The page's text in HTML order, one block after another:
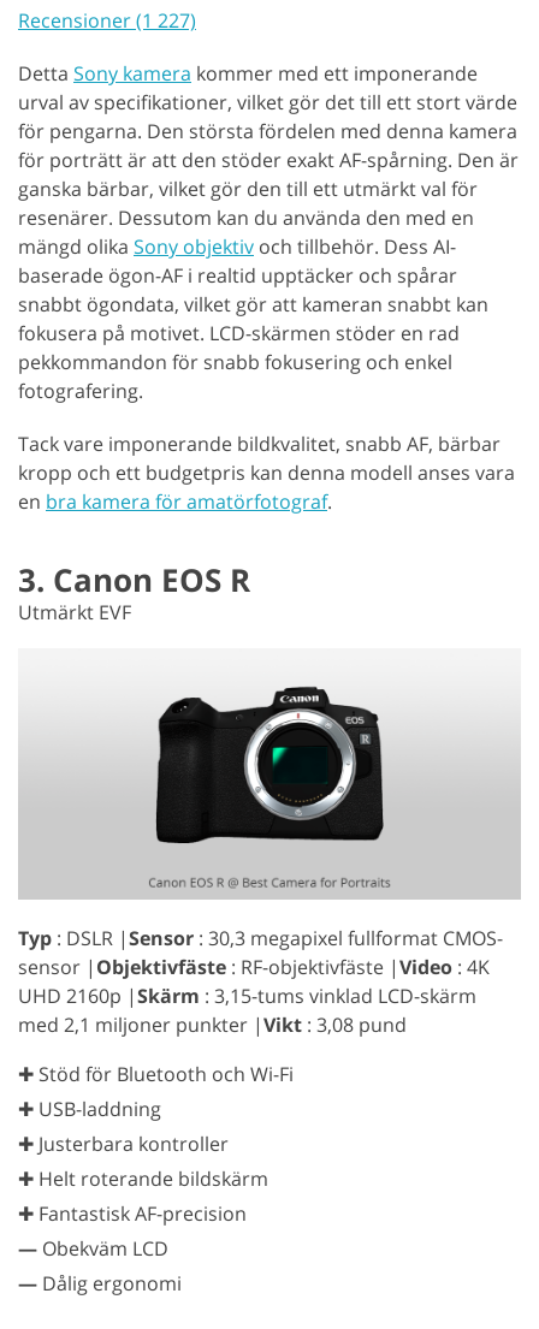
Recensioner (1 227)
Detta Sony kamera kommer med ett imponerande
urval av specifikationer, vilket gör det till ett stort värde
för pengarna. Den största fördelen med denna kamera
för porträtt är att den stöder exakt AF-spårning. Den är
ganska bärbar, vilket gör den till ett utmärkt val för
resenärer. Dessutom kan du använda den med en
mängd olika Sony objektiv och tillbehör. Dess AI-
baserade ögon-AF i realtid upptäcker och spårar
snabbt ögondata, vilket gör att kameran snabbt kan
fokusera på motivet. LCD-skärmen stöder en rad
pekkommandon för snabb fokusering och enkel
fotografering.
Tack vare imponerande bildkvalitet, snabb AF, bärbar
kropp och ett budgetpris kan denna modell anses vara
en bra kamera för amatörfotograf.
3. Canon EOS R
Utmärkt EVF
Typ : DSLR |Sensor : 30,3 megapixel fullformat CMOS-
sensor | Objektivfäste : RF-objektivfäste |Video : 4K
UHD 2160p |Skärm : 3,15-tums vinklad LCD-skärm
med 2,1 miljoner punkter |Vikt : 3,08 pund
✚ Stöd för Bluetooth och Wi-Fi
✚ USB-laddning
✚ Justerbara kontroller
✚ Helt roterande bildskärm
✚ Fantastisk AF-precision
— Obekväm LCD
— Dålig ergonomi